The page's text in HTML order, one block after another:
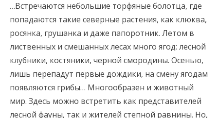
…Встречаются небольшие торфяные болотца, где
попадаются такие северные растения, как клюква,
росянка, грушанка и даже папоротник. Летом в
лиственных и смешанных лесах много ягод: лесной
клубники, костяники, черной смородины. Осенью,
лишь перепадут первые дождики, на смену ягодам
появляются грибы… Многообразен и животный
мир. Здесь можно встретить как представителей
лесной фауны, так и жителей степной равнины. Но,